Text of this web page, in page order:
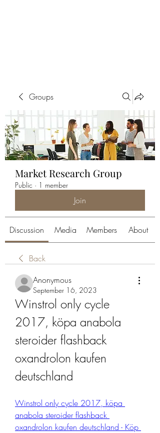
Groups
Market Research Group
Public · 1 member
Join
Discussion Media Members About
Back
Anonymous
September 16, 2023
Winstrol only cycle
2017, köpa anabola
steroider flashback
oxandrolon kaufen
deutschland
Winstrol only cycle 2017, köpa
anabola steroider flashback
oxandrolon kaufen deutschland - Köp